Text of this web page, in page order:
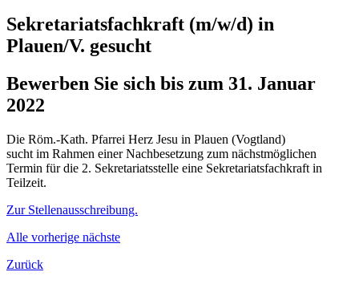
Sekretariatsfachkraft (m/w/d) in
Plauen/V. gesucht
Bewerben Sie sich bis zum 31. Januar
2022
Die Röm.-Kath. Pfarrei Herz Jesu in Plauen (Vogtland)
sucht im Rahmen einer Nachbesetzung zum nächstmöglichen
Termin für die 2. Sekretariatsstelle eine Sekretariatsfachkraft in
Teilzeit.
Zur Stellenausschreibung.
Alle vorherige nächste
Zurück